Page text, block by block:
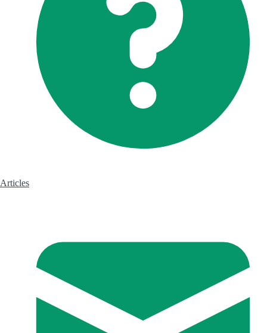
Articles